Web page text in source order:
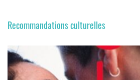
Recommandations culturelles